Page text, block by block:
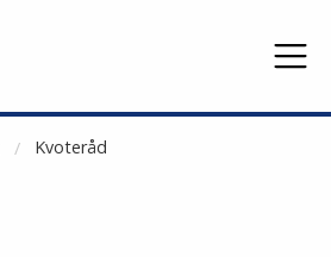
Kvoteråd